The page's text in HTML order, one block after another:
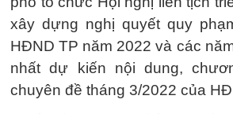
xây dựng nghị quyết quy
HĐND TP năm 2022 và các
nhất dự kiến nội dung,
chuyên đề tháng 3/2022 của